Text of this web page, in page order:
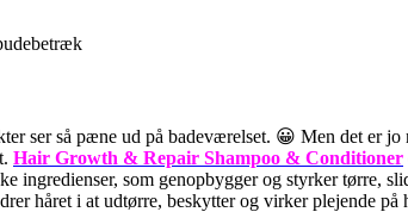
ser så pæne ud på badeværelset. 😀 Men det
Hair Growth & Repair Shampoo & Conditioner
ingredienser, som genopbygger og styrker tørre,
håret i at udtørre, beskytter og virker plejende